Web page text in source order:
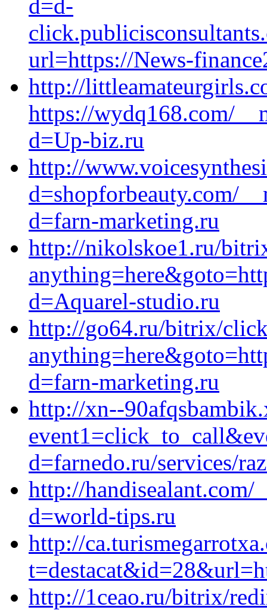
d=d-
url=https://News-
http://
https://wydq168.com/
d=Up-biz.ru
http://
d=shopforbeauty.com/
d=farn-marketing.ru
http://nikolskoe1.ru/
d=Aquarel-studio.ru
http://go64.ru/bitrix/
d=farn-marketing.ru
http://xn--
d=farnedo.ru/services/
http://handisealant.com/
d=world-tips.ru
http://
http://1ceao.ru/bitrix/